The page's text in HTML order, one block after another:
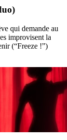
qui demande au
improvisent la
(“Freeze !”)